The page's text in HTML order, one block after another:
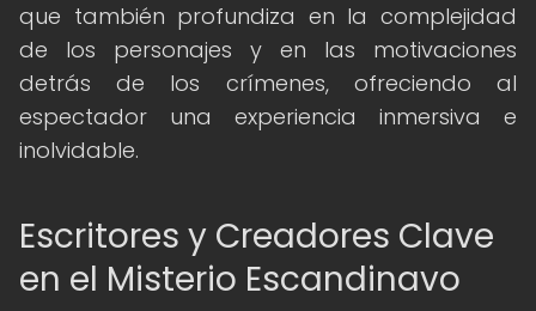
que también profundiza en la complejidad
de los personajes y en las motivaciones
detrás de los crímenes, ofreciendo al
espectador una experiencia inmersiva e
inolvidable.
Escritores y Creadores Clave
en el Misterio Escandinavo